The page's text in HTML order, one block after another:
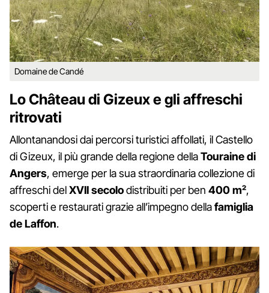
Domaine de Candé
Lo Château di Gizeux e gli affreschi
ritrovati
Allontanandosi dai percorsi turistici affollati, il Castello
di Gizeux, il più grande della regione dellaTouraine di
Angers, emerge per la sua straordinaria collezione di
affreschi delXVII secolodistribuiti per ben 400 m²,
scoperti e restaurati grazie all’impegno dellafamiglia
de Laffon.